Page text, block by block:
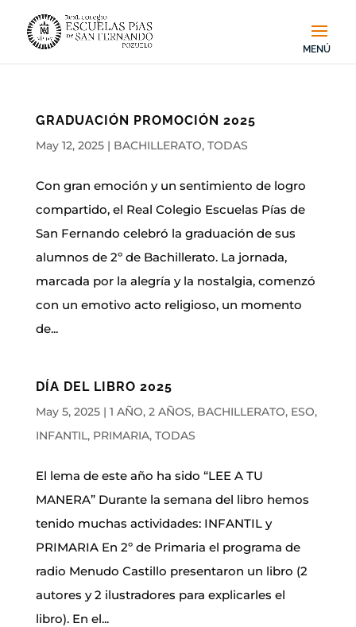
GRADUACIÓN PROMOCIÓN 2025
May 12, 2025| BACHILLERATO, TODAS
Con gran emoción y un sentimiento de logro
compartido, el Real Colegio Escuelas Pías de
San Fernando celebró la graduación de sus
alumnos de 2º de Bachillerato. La jornada,
marcada por la alegría y la nostalgia, comenzó
con un emotivo acto religioso, un momento
de...
DÍA DEL LIBRO 2025
May 5, 2025| 1 AÑO, 2 AÑOS, BACHILLERATO, ESO,
INFANTIL, PRIMARIA, TODAS
El lema de este año ha sido “LEE A TU
MANERA” Durante la semana del libro hemos
tenido muchas actividades: INFANTIL y
PRIMARIA En 2º de Primaria el programa de
radio Menudo Castillo presentaron un libro (2
autores y 2 ilustradores para explicarles el
libro). En el...